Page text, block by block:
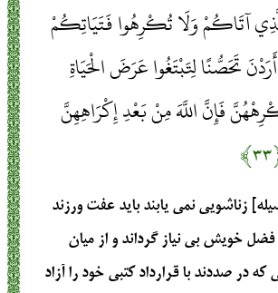
آتَاكُمْ وَلَا تُكْرِهُوا فَتَيَاتِكُمْ
تَحَصُّنًا لِتَبْتَغُوا عَرَضَ الْحَيَاةِ
فَإِنَّ اللَّهَ مِنْ بَعْدِ إِكْرَاهِهِنَّ
زناشويى نمى‏ يابند بايد عفت ورزند
فضل خويش بى ‏نياز گرداند و از ميان
كه در صددند با قرارداد كتبى خود را آزاد